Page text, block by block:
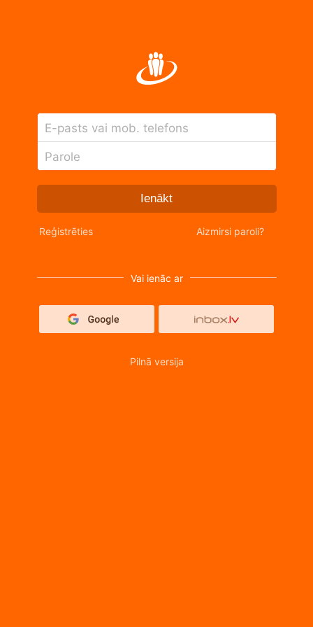
E-pasts vai mob. telefons
Parole
Ienākt
Reģistrēties Aizmirsi paroli?
Vai ienāc ar
Pilnā versija